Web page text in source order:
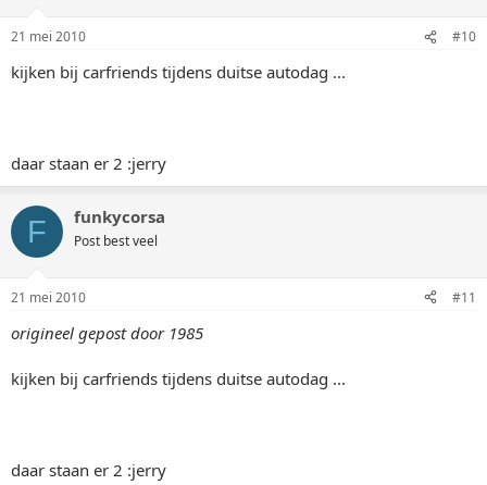
21 mei 2010 #10
kijken bij carfriends tijdens duitse autodag ...
daar staan er 2 :jerry
F funkycorsa
Post best veel
21 mei 2010 #11
origineel gepost door 1985
kijken bij carfriends tijdens duitse autodag ...
daar staan er 2 :jerry